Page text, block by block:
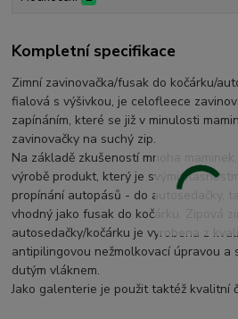
Kompletní specifikace
Zimní zavinovačka/fusak do kočárku/
fialová s výšivkou, je celofleece
zapínáním, které se již v minulosti
zavinovačky na suchý zip.
Na základě zkušeností mnoha
výrobě produkt, který je svými
propínání autopásů - do autosedačky,
vhodný jako fusak do kočárku. Zipová
autosedačky/kočárku je vyrobena z
antipilingovou nežmolkovací úpravou a
dutým vláknem.
Jako galenterie je použit taktéž kvalitní